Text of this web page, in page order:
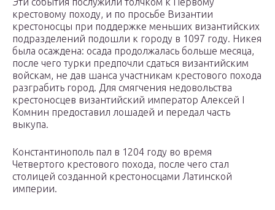
крестовому походу, и по просьбе Византии
крестоносцы при поддержке меньших византийских
подразделений подошли к городу в 1097 году. Никея
была осаждена: осада продолжалась больше месяца,
после чего турки предпочли сдаться византийским
войскам, не дав шанса участникам крестового похода
разграбить город. Для смягчения недовольства
крестоносцев византийский император Алексей I
Комнин предоставил лошадей и передал часть
выкупа.
Константинополь пал в 1204 году во время
Четвертого крестового похода, после чего стал
столицей созданной крестоносцами Латинской
империи.